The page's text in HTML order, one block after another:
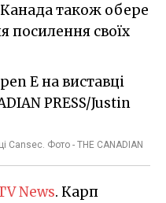
також обере
посилення своїх
Cansec. Фото - THE CANADIAN
News. Карп